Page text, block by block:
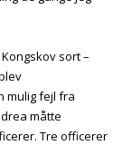
sort –
mulig fejl fra
måtte
Tre officerer